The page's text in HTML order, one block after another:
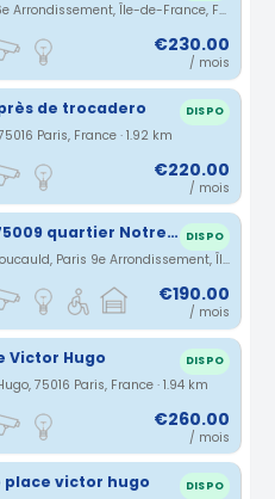
Rue Mesnil, Paris 16e Arrondissement, Île-de-France, France · 1.88 km
€230.00
/ mois
de trocadero DISPO
Paris, France · 1.92 km
€220.00
/ mois
Parking Paris 75009 quartier Notre-Dame de Lorette DISPO
6 Rue de la Rochefoucauld, Paris 9e Arrondissement, Île-de-France, France · 1.93 km
€190.00
/ mois
Victor Hugo DISPO
75016 Paris, France · 1.94 km
€260.00
/ mois
place victor hugo DISPO